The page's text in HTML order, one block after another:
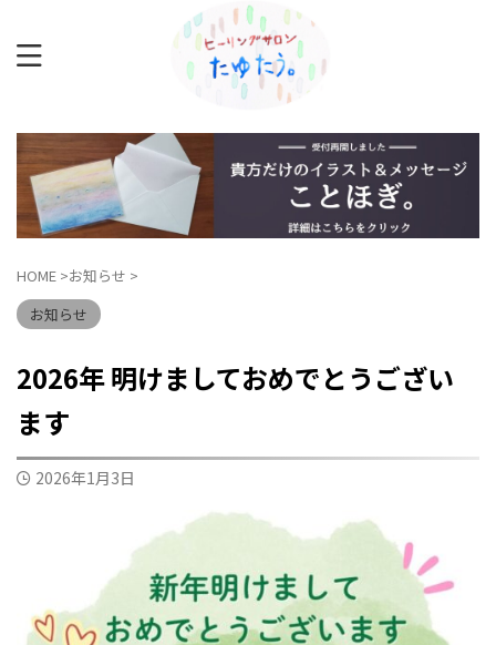
HOME >お知らせ >
お知らせ
2026年 明けましておめでとうござい
ます
2026年1月3日